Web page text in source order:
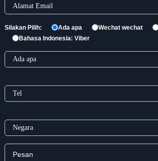
Silakan Pilih: Ada apa Wechat wechat
Bahasa Indonesia: Viber